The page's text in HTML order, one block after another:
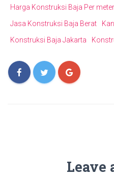
Harga Konstruksi Baja Per meter
Jasa Konstruksi Baja Berat
Konstruksi Baja Jakarta
Leave